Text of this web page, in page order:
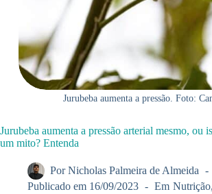
Jurubeba aumenta a pressão. Foto:
Jurubeba aumenta a pressão arterial mesmo, ou
um mito? Entenda
Por Nicholas Palmeira de Almeida
Publicado em 16/09/2023 Em Nutrição,